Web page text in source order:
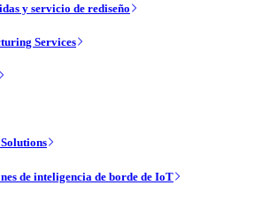
y servicio de rediseño
Services
de inteligencia de borde de IoT